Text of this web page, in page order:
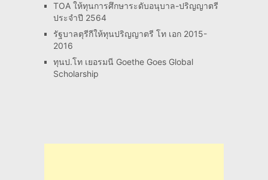
TOA ให้ทุนการศึกษาระดับอนุบาล-ปริญญาตรี
ประจำปี 2564
รัฐบาลตุรีกีให้ทุนปริญญาตรี โท เอก 2015-
2016
ทุนป.โท เยอรมนี Goethe Goes Global
Scholarship